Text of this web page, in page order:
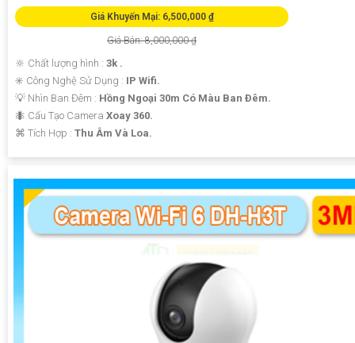
Giá Khuyến Mại: 6,500,000 ₫
Giá Bán: 8,000,000 ₫
🔆 Chất lượng hình : 3k .
✳️ Công Nghệ Sử Dụng : IP Wifi.
💡 Nhìn Ban Đêm : Hồng Ngoại 30m Có Màu Ban Ðêm.
🐜 Cấu Tạo Camera Xoay 360.
️⌘ Tích Hợp : Thu Âm Và Loa.